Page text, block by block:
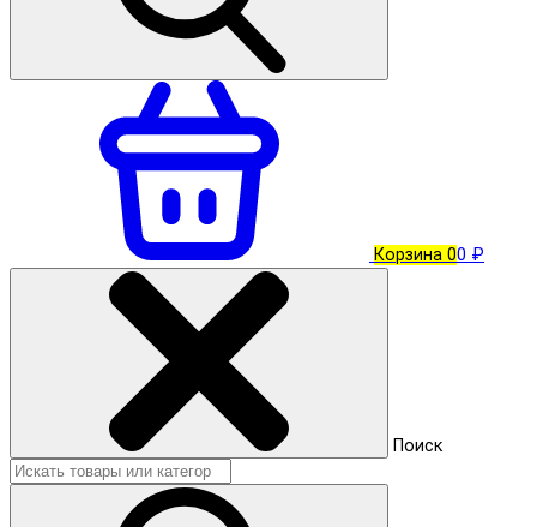
Корзина 00 ₽
Поиск